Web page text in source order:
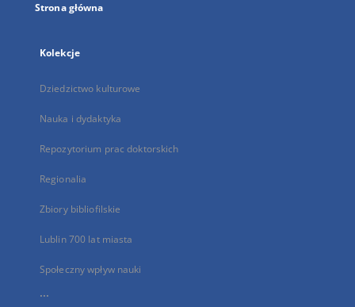
Strona główna
Kolekcje
Dziedzictwo kulturowe
Nauka i dydaktyka
Repozytorium prac doktorskich
Regionalia
Zbiory bibliofilskie
Lublin 700 lat miasta
Społeczny wpływ nauki
...